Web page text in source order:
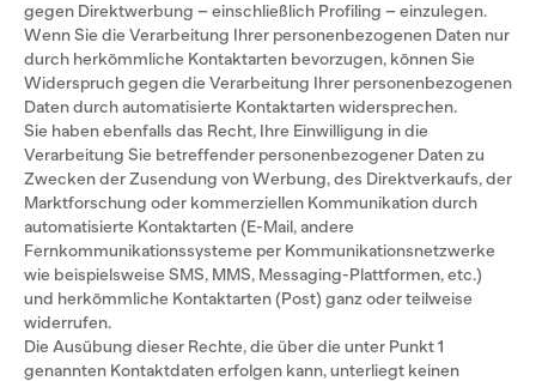
gegen Direktwerbung – einschließlich Profiling – einzulegen.
Wenn Sie die Verarbeitung Ihrer personenbezogenen Daten nur
durch herkömmliche Kontaktarten bevorzugen, können Sie
Widerspruch gegen die Verarbeitung Ihrer personenbezogenen
Daten durch automatisierte Kontaktarten widersprechen.
Sie haben ebenfalls das Recht, Ihre Einwilligung in die
Verarbeitung Sie betreffender personenbezogener Daten zu
Zwecken der Zusendung von Werbung, des Direktverkaufs, der
Marktforschung oder kommerziellen Kommunikation durch
automatisierte Kontaktarten (E-Mail, andere
Fernkommunikationssysteme per Kommunikationsnetzwerke
wie beispielsweise SMS, MMS, Messaging-Plattformen, etc.)
und herkömmliche Kontaktarten (Post) ganz oder teilweise
widerrufen.
Die Ausübung dieser Rechte, die über die unter Punkt 1
genannten Kontaktdaten erfolgen kann, unterliegt keinen